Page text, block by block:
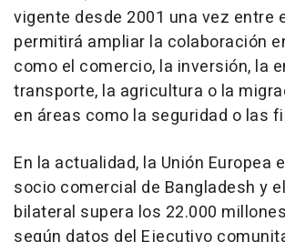
vigente desde 2001 una vez entre
permitirá ampliar la colaboración
como el comercio, la inversión, la
transporte, la agricultura o la
en áreas como la seguridad o las
En la actualidad, la Unión Europea
socio comercial de Bangladesh y
bilateral supera los 22.000
según datos del Ejecutivo